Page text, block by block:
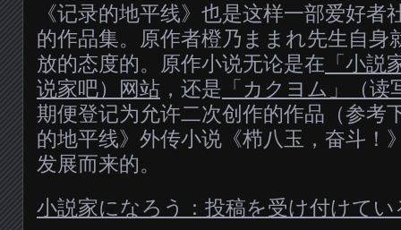
《记录的地平线》也是这样一部爱好者
的作品集。原作者橙乃ままれ先生自身
放的态度的。原作小说无论是在 「小
说家吧）网站 ，还是 「カクヨム」（读
期便登记为允许二次创作的作品（参考
的地平线》外传小说《栉八玉，奋斗！
发展而来的。
小説家になろう：投稿を受け付けて